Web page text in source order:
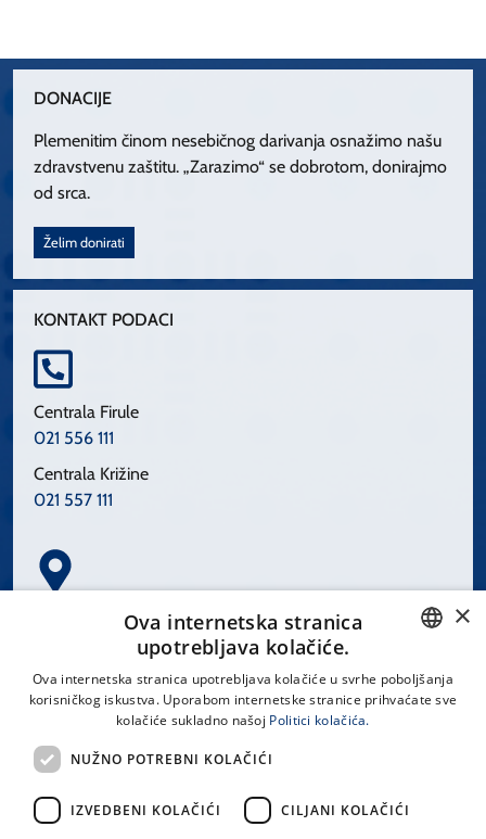
DONACIJE
Plemenitim činom nesebičnog darivanja osnažimo našu
zdravstvenu zaštitu. „Zarazimo“ se dobrotom, donirajmo
od srca.
Želim donirati
KONTAKT PODACI
Centrala Firule
021 556 111
Centrala Križine
021 557 111
Spinčićeva 1, 21000 Split
LINKOVI
CROATIAN
×
Ova internetska stranica
upotrebljava kolačiće.
Ova internetska stranica upotrebljava kolačiće u svrhe poboljšanja
korisničkog iskustva. Uporabom internetske stranice prihvaćate sve
kolačiće sukladno našoj Politici kolačića.
NUŽNO POTREBNI KOLAČIĆI
IZVEDBENI KOLAČIĆI CILJANI KOLAČIĆI